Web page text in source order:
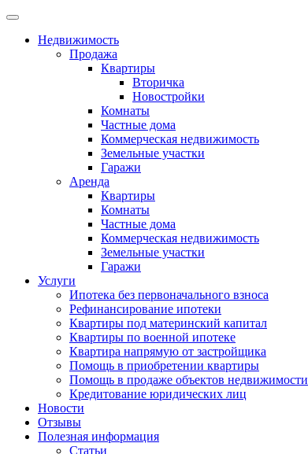
Недвижимость
Продажа
Квартиры
Вторичка
Новостройки
Комнаты
Частные дома
Коммерческая недвижимость
Земельные участки
Гаражи
Аренда
Квартиры
Комнаты
Частные дома
Коммерческая недвижимость
Земельные участки
Гаражи
Услуги
Ипотека без первоначального взноса
Рефинансирование ипотеки
Квартиры под материнский капитал
Квартиры по военной ипотеке
Квартира напрямую от застройщика
Помощь в приобретении квартиры
Помощь в продаже объектов недвижимости
Кредитование юридических лиц
Новости
Отзывы
Полезная информация
Статьи